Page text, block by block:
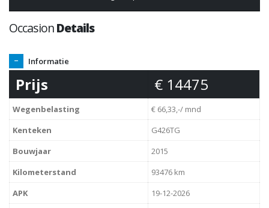
OccasionDetails
Informatie
Prijs € 14475
Wegenbelasting
€ 66,33,-/ mnd
Kenteken
G426TG
Bouwjaar
2015
Kilometerstand
93476 km
APK
19-12-2026